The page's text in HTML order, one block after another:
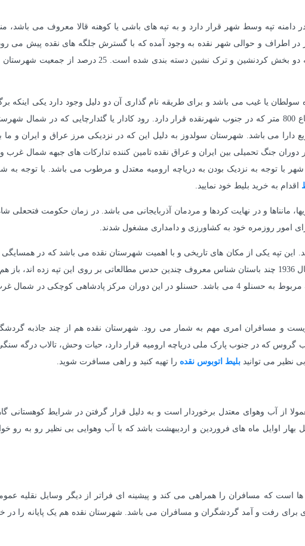
و حوالی شهر نقده به وجود آمده که با گسترش جلگه های نقده پیش می
یا غیب می باشد و برای طریقه نام گذاری آن دو دلیل وجود دارد یکی اینکه
باشد و دیگری از اسم سید سولطان در بالای این کوه می باشد. کوه غیرنگی داغ به ارتفاع 800 متر که در جنوب شهرنقده قرار دارد. رود کادار یا
یادگارلو که عمق آن یک متر و مساحتی حدود 600 هزار متر مربع دارا می باشد. شهرستان سولدوز به دلیل این که در نزدیکی مرز
جنگ تحمیلی بین ایران و عراق نقده تامین کننده تدارکات های جبهه شمال غرب
با توجه به نزدیک بودن به دریاچه ارومیه معتدل و مرطوب می باشد. با توجه به
اقدام به خرید بلیط خود نمایید.
امور روزمره خود به کشاورزی و دامداری مشغول شدند.
این تپه یکی از مکان های تاریخی و با اهمیت شهرستان نقده می باشد که در
شناس مورد توجه و کاوش قرار گرفت و بعد از لایه نگاری های متعدد دریافتند که این تپه مربوط به حسنلو 4 می باشد. حسنلو در این
و مسافران امری مهم به شمار می رود. شهرستان نقده هم از چند جاذبه
در 5 کیلومتری شهرستان نقده، تالاب گروس که در جنوب پارک ملی دریاچه ارومیه قرار دارد، حیات وحش، تالاب
نظیر می توانید بلیط اتوبوس نقده را تهیه کنید و راهی مسافرت شوید.
از آب وهوای معتدل برخوردار است و به دلیل قرار گرفتن در شرایط کوهستانی
اوایل ماه های فروردین و اردیبهشت باشد که با آب وهوایی بی نظیر رو به رو
است که مسافران را همراهی می کند و پیشینه ای فراتر از دیگر وسایل نقلیه
رفت و آمد گردشگران و مسافران می باشد. شهرستان نقده هم یک پایانه را در